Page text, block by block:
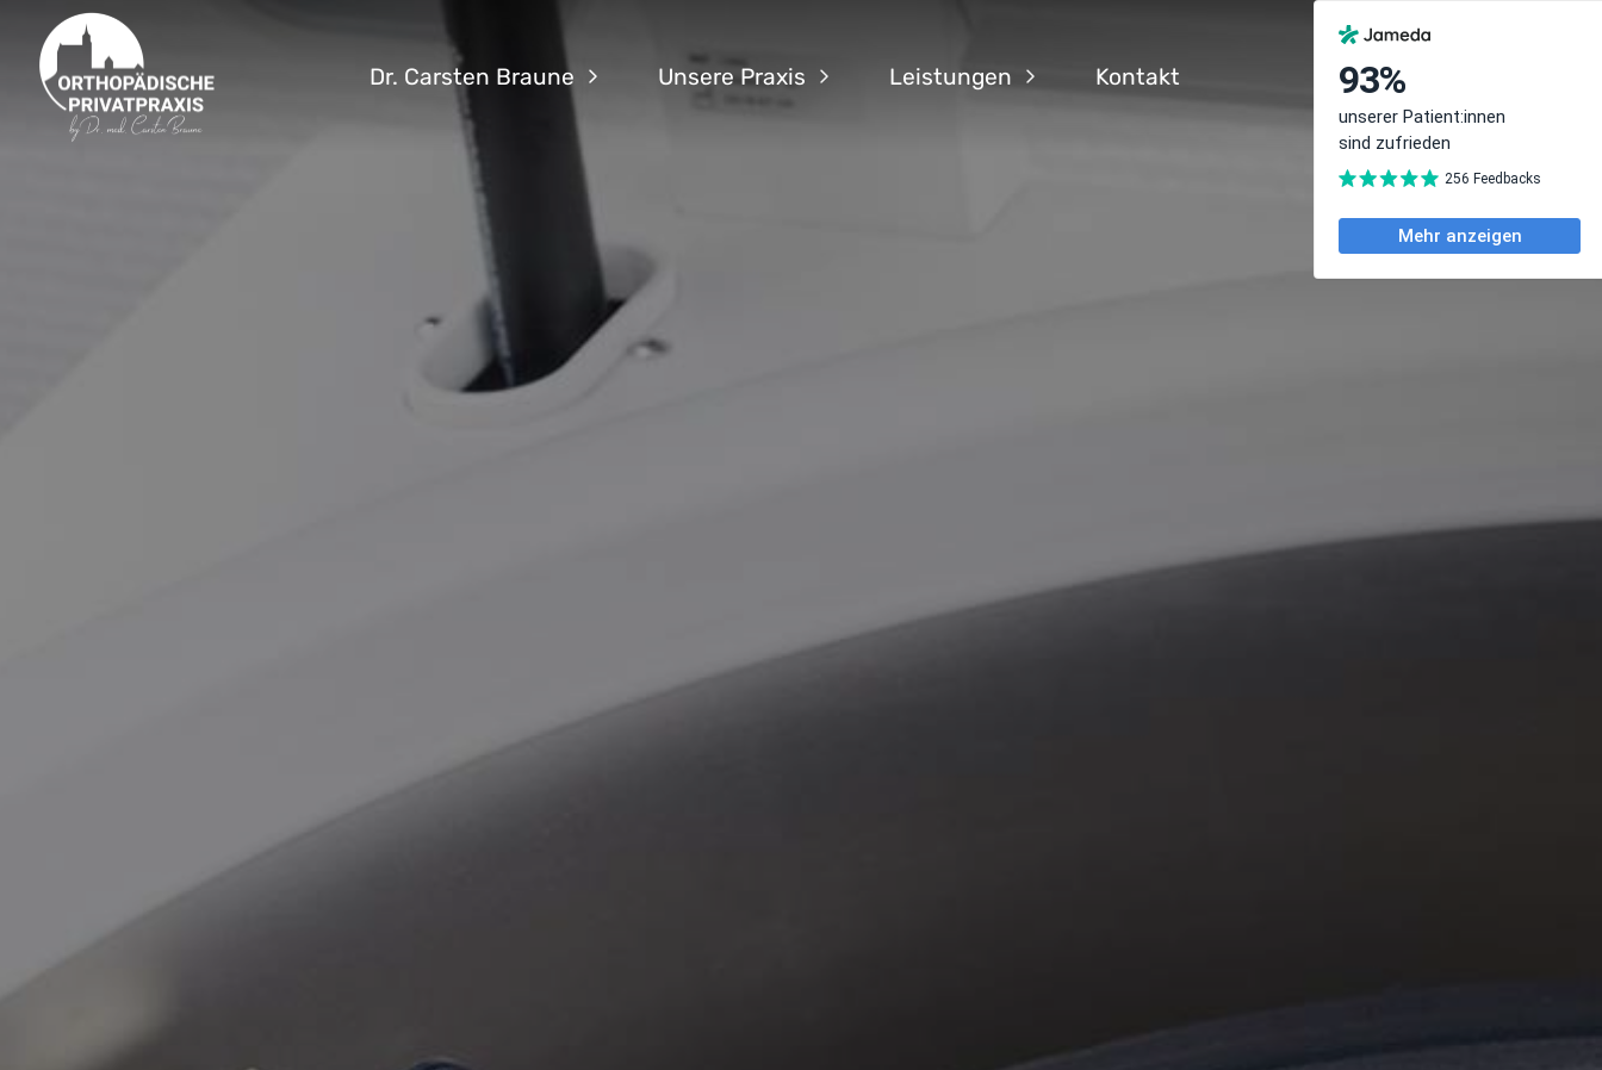
Dr. Carsten Braune Unsere Praxis Leistungen Kontakt